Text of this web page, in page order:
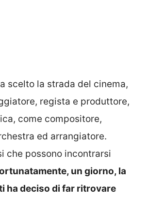
scelto la strada del cinema,
regista e produttore,
come compositore,
ed arrangiatore.
che possono incontrarsi
un giorno, la
ha deciso di far ritrovare